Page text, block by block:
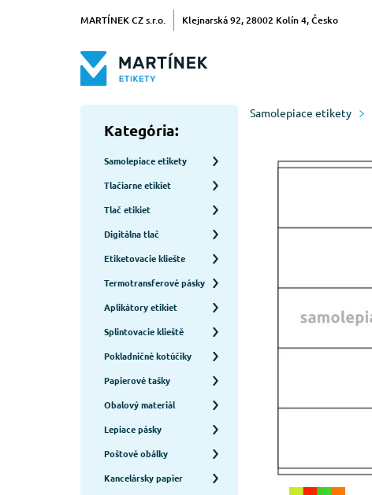
MARTÍNEK CZ s.r.o. Klejnarská 92, 28002 Kolín 4, Česko
Kategória:
Samolepiace etikety
Tlačiarne etikiet
Tlač etikiet
Digitálna tlač
Etiketovacie kliešte
Termotransferové pásky
Aplikátory etikiet
Splintovacie klieště
Pokladničné kotúčiky
Papierové tašky
Obalový materiál
Lepiace pásky
Poštové obálky
Kancelársky papier
Samolepiace etikety